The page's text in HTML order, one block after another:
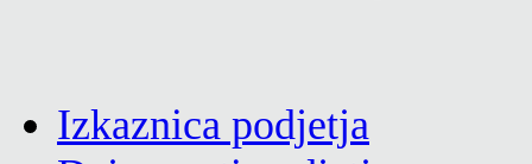
Izkaznica podjetja